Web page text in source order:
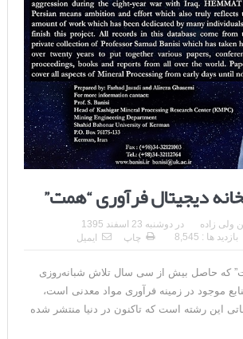
دیجیتال فرآوری “همت”
ولی زاده در دوشنبه 23 اسفند 1395
بازدید ها : 8,545 چاپ ایمیل
که حاصل بیش از سی سال تلاش شبانه‌روزی
موجود در زمینه فرآوری مواد معدنی است،
این رشته است که تاکنون در دنیا منتشر شده